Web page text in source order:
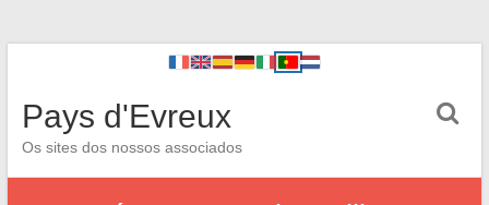
Pays d'Evreux
Os sites dos nossos associados